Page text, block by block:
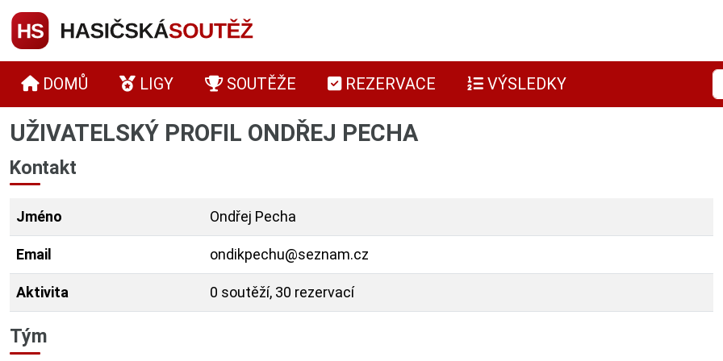
DOMŮ LIGY SOUTĚŽE REZERVACE VÝSLEDKY
UŽIVATELSKÝ PROFIL ONDŘEJ PECHA
Kontakt
Jméno Ondřej Pecha
Email ondikpechu@seznam.cz
Aktivita 0 soutěží, 30 rezervací
Tým